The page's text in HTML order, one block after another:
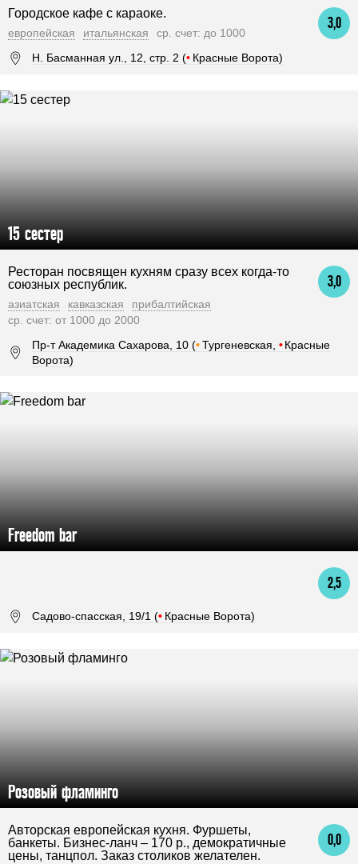
3,0
Городское кафе с караоке.
европейская итальянская
ср. счет: до 1000
Н. Басманная ул., 12, стр. 2 (• Красные Ворота)
15 сестер
3,0
Ресторан посвящен кухням сразу всех когда-то
союзных республик.
азиатская кавказская
прибалтийская
ср. счет: от 1000 до 2000
Пр-т Академика Сахарова, 10 (•Тургеневская, • Красные
Ворота)
Freedom bar
2,5
Садово-спасская, 19/1 (• Красные Ворота)
Розовый фламинго
0,0
Авторская европейская кухня. Фуршеты,
банкеты. Бизнес-ланч – 170 р., демократичные
цены, танцпол. Заказ столиков желателен.